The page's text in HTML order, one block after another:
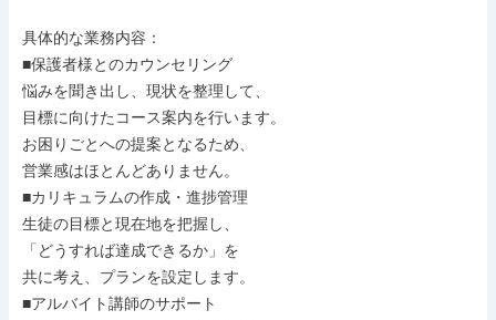
具体的な業務内容：
■保護者様とのカウンセリング
悩みを聞き出し、現状を整理して、
目標に向けたコース案内を行います。
お困りごとへの提案となるため、
営業感はほとんどありません。
■カリキュラムの作成・進捗管理
生徒の目標と現在地を把握し、
「どうすれば達成できるか」を
共に考え、プランを設定します。
■アルバイト講師のサポート